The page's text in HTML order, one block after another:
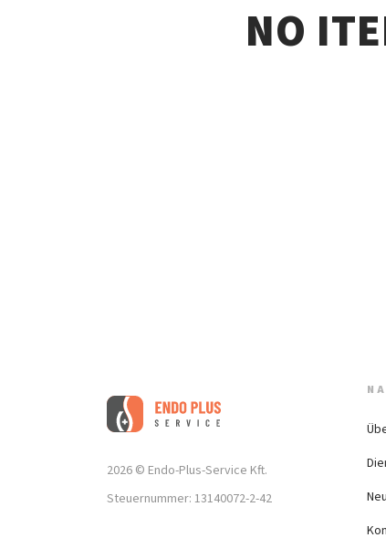
NO
2026 © Endo-Plus-Service Kft.
Steuernummer: 13140072-2-42